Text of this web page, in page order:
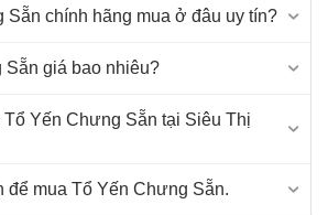
cho mọi đối tượng, mọi lứa tuổi.
nữa, đa số khách hàng luôn lựa
lợi của nó:
khi sử dụng yến chưng sẵn, bạn
sức, thời gian để chế biến phức tạp,
Sẵn chính hãng mua ở đâu uy tín?
giá bao nhiêu?
Tổ Yến Chưng Sẵn tại Siêu Thị
để mua Tổ Yến Chưng Sẵn.